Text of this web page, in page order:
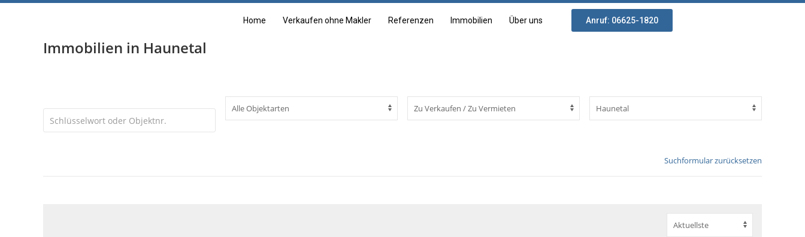
Home Verkaufen ohne Makler Referenzen Immobilien Über uns Anruf: 06625-1820
Immobilien in Haunetal
Suchformular zurücksetzen